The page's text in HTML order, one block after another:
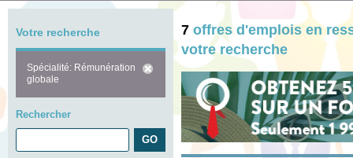
Votre recherche
Spécialité: Rémunération
globale
Rechercher
7 offres d'emplois en
votre recherche